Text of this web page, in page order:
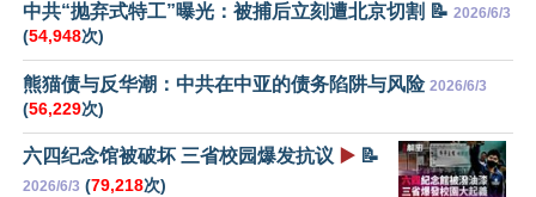
中共“抛弃式特工”曝光：被捕后立刻遭北京切割 📝 2026/6/3
(54,948次)
熊猫债与反华潮：中共在中亚的债务陷阱与风险 2026/6/3
(56,229次)
六四纪念馆被破坏 三省校园爆发抗议 ▶️ 📝
2026/6/3 (79,218次)